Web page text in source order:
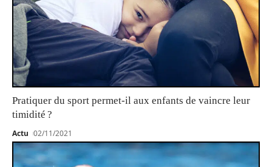
Pratiquer du sport permet-il aux enfants de vaincre leur
timidité ?
Actu 02/11/2021